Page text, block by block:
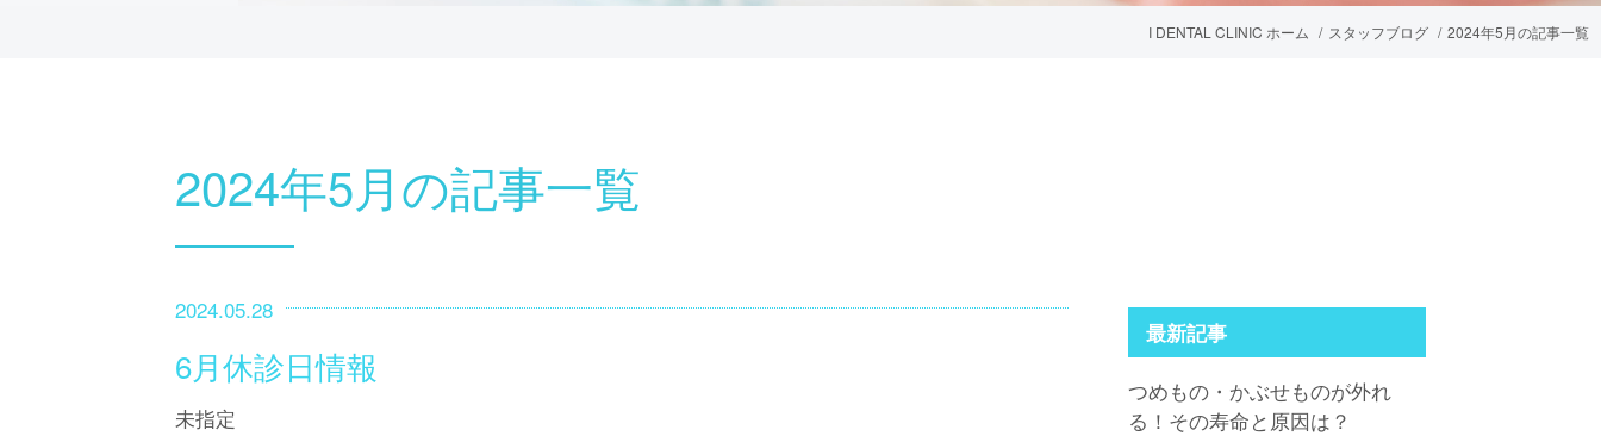
I DENTAL CLINIC ホーム スタッフブログ 2024年5月の記事一覧
2024年5月の記事一覧
2024.05.28
6月休診日情報
未指定
最新記事
つめもの・かぶせものが外れ
る！その寿命と原因は？